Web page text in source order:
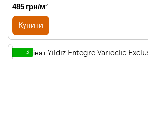
485 грн/м²
Купити
3